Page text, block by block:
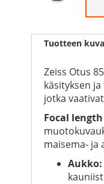
to
images
gallery
Tuotteen
Zeiss Otus
käsityksen
jotka
Focal
maisema- ja
Aukko: